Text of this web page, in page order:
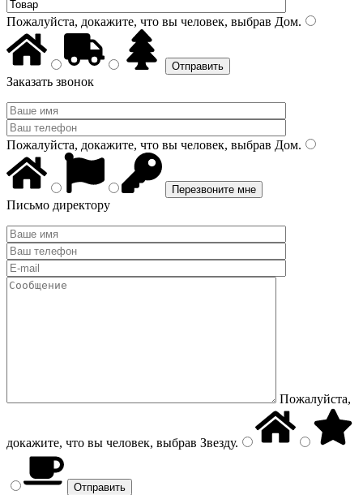
Пожалуйста, докажите, что вы человек, выбрав Дом.
Заказать звонок
Пожалуйста, докажите, что вы человек, выбрав Дом.
Письмо директору
Пожалуйста,
докажите, что вы человек, выбрав Звезду.